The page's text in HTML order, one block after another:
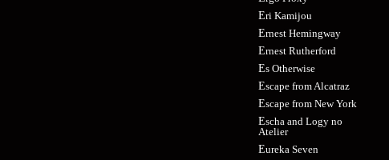
Eri Kamijou
Ernest Hemingway
Ernest Rutherford
Es Otherwise
Escape from Alcatraz
Escape from New York
Escha and Logy no
Atelier
Eureka Seven